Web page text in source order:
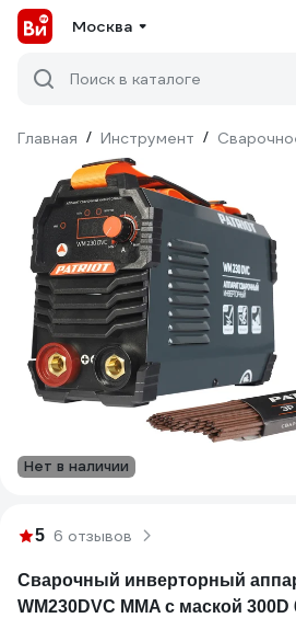
Москва
Поиск в каталоге
Главная / Инструмент /
Нет в наличии
5 6 отзывов
Cварочный инверторный
WM230DVC MMA с маской 300D